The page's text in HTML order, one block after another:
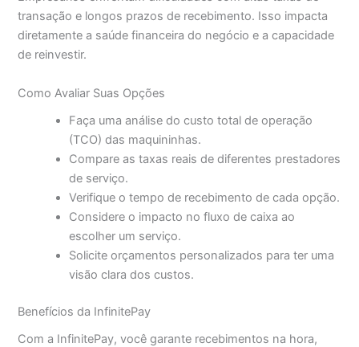
transação e longos prazos de recebimento. Isso impacta
diretamente a saúde financeira do negócio e a capacidade
de reinvestir.
Como Avaliar Suas Opções
Faça uma análise do custo total de operação
(TCO) das maquininhas.
Compare as taxas reais de diferentes prestadores
de serviço.
Verifique o tempo de recebimento de cada opção.
Considere o impacto no fluxo de caixa ao
escolher um serviço.
Solicite orçamentos personalizados para ter uma
visão clara dos custos.
Benefícios da InfinitePay
Com a InfinitePay, você garante recebimentos na hora,